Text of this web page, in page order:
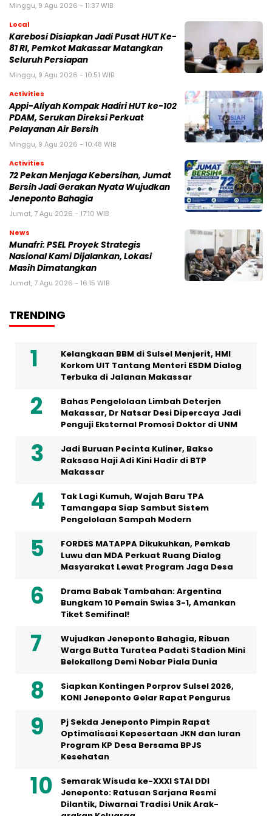
Minggu, 9 Agu 2026 - 11:37 WIB
Local
Karebosi Disiapkan Jadi Pusat HUT Ke-
81 RI, Pemkot Makassar Matangkan
Seluruh Persiapan
Minggu, 9 Agu 2026 - 10:51 WIB
Activities
Appi-Aliyah Kompak Hadiri HUT ke-102
PDAM, Serukan Direksi Perkuat
Pelayanan Air Bersih
Minggu, 9 Agu 2026 - 10:48 WIB
Activities
72 Pekan Menjaga Kebersihan, Jumat
Bersih Jadi Gerakan Nyata Wujudkan
Jeneponto Bahagia
Jumat, 7 Agu 2026 - 17:10 WIB
News
Munafri: PSEL Proyek Strategis
Nasional Kami Dijalankan, Lokasi
Masih Dimatangkan
Jumat, 7 Agu 2026 - 16:15 WIB
TRENDING
Kelangkaan BBM di Sulsel Menjerit, HMI
Korkom UIT Tantang Menteri ESDM Dialog
Terbuka di Jalanan Makassar
Bahas Pengelolaan Limbah Deterjen
Makassar, Dr Natsar Desi Dipercaya Jadi
Penguji Eksternal Promosi Doktor di UNM
Jadi Buruan Pecinta Kuliner, Bakso
Raksasa Haji Adi Kini Hadir di BTP
Makassar
Tak Lagi Kumuh, Wajah Baru TPA
Tamangapa Siap Sambut Sistem
Pengelolaan Sampah Modern
FORDES MATAPPA Dikukuhkan, Pemkab
Luwu dan MDA Perkuat Ruang Dialog
Masyarakat Lewat Program Jaga Desa
Drama Babak Tambahan: Argentina
Bungkam 10 Pemain Swiss 3-1, Amankan
Tiket Semifinal!
Wujudkan Jeneponto Bahagia, Ribuan
Warga Butta Turatea Padati Stadion Mini
Belokallong Demi Nobar Piala Dunia
Siapkan Kontingen Porprov Sulsel 2026,
KONI Jeneponto Gelar Rapat Pengurus
Pj Sekda Jeneponto Pimpin Rapat
Optimalisasi Kepesertaan JKN dan Iuran
Program KP Desa Bersama BPJS
Kesehatan
Semarak Wisuda ke-XXXI STAI DDI
Jeneponto: Ratusan Sarjana Resmi
Dilantik, Diwarnai Tradisi Unik Arak-